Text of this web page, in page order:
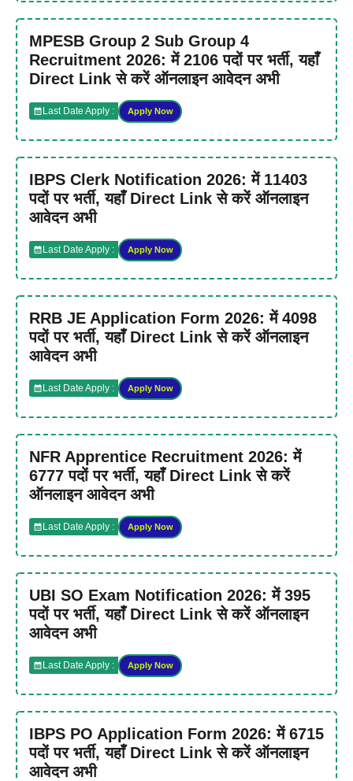
MPESB Group 2 Sub Group 4
Recruitment 2026: में 2106 पदों पर भर्ती, यहाँ
Direct Link से करें ऑनलाइन आवेदन अभी
Last Date Apply : Apply Now
IBPS Clerk Notification 2026: में 11403
पदों पर भर्ती, यहाँ Direct Link से करें ऑनलाइन
आवेदन अभी
Last Date Apply : Apply Now
RRB JE Application Form 2026: में 4098
पदों पर भर्ती, यहाँ Direct Link से करें ऑनलाइन
आवेदन अभी
Last Date Apply : Apply Now
NFR Apprentice Recruitment 2026: में
6777 पदों पर भर्ती, यहाँ Direct Link से करें
ऑनलाइन आवेदन अभी
Last Date Apply : Apply Now
UBI SO Exam Notification 2026: में 395
पदों पर भर्ती, यहाँ Direct Link से करें ऑनलाइन
आवेदन अभी
Last Date Apply : Apply Now
IBPS PO Application Form 2026: में 6715
पदों पर भर्ती, यहाँ Direct Link से करें ऑनलाइन
आवेदन अभी